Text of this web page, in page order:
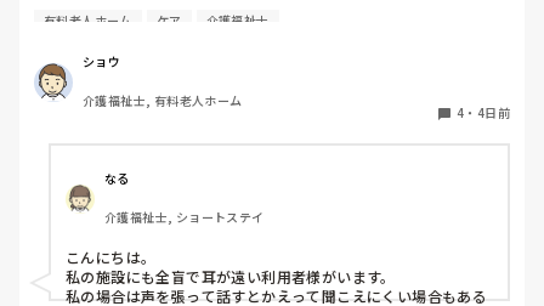
耳が遠く、目もあまり見えていない利用者様への声かけにつ
現在、私は「大きな声で、ゆっくり耳元でお話しする」とい
う方法で対応しています。
聞き取れると安心していただける方なので何とか理解しても
かり、痛めてしまうことがあります。
みなさんの職場で、このような方と関わる際に工夫している
ことや、喉に負担をかけずに意思疎通ができる良い方法など
よろしくお願いします。
有料老人ホーム ケア 介護福祉士
ショウ
介護福祉士, 有料老人ホーム
4 ・ 4日前
なる
介護福祉士, ショートステイ
こんにちは。
私の施設にも全盲で耳が遠い利用者様がいます。
私の場合は声を張って話すとかえって聞こえにくい場合もある